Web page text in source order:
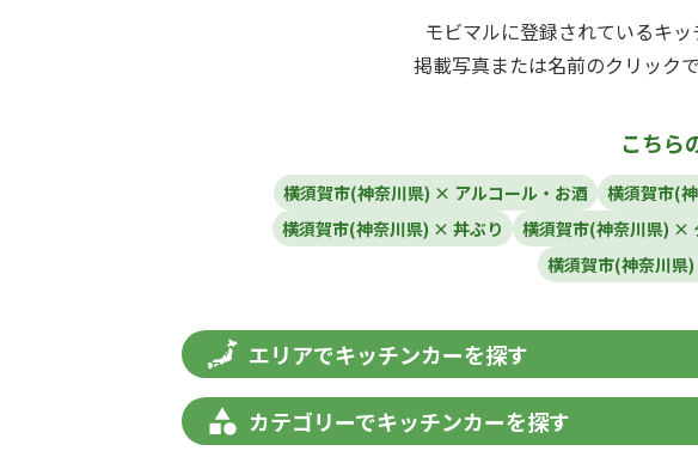
モビマルに登録されているキ
掲載写真または名前のクリック
こちら
横須賀市(神奈川県) × アルコール・お酒 横須賀市(
横須賀市(神奈川県) × 丼ぶり
横須賀市(神奈川県) ×
横須賀市(神奈川県
エリアでキッチンカーを探す
カテゴリーでキッチンカーを探す